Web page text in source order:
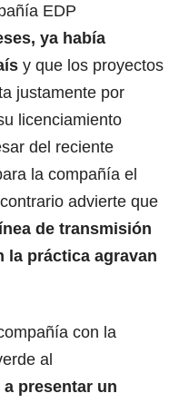
EDP
ya había
y que los proyectos
justamente por
licenciamiento
del reciente
la compañía el
advierte que
de transmisión
la práctica agravan
con la
al
presentar un